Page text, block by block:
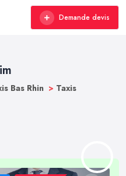
Demande devis
Bas Rhin > Taxis